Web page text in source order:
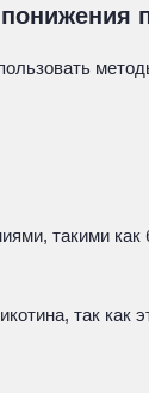
такими
так